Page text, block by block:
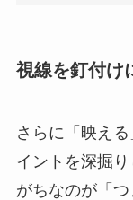
視線を釘付け
さらに「映え
イントを深掘
がちなのが「